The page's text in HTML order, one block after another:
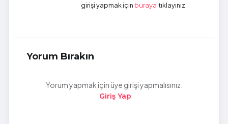
girişi yapmak için buraya tıklayınız.
Yorum Bırakın
Yorum yapmak için üye girişi yapmalısınız.
Giriş Yap